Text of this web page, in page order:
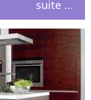
suite ...